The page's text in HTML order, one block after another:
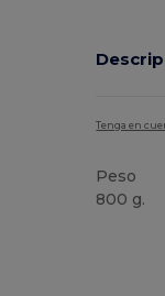
Tenga en
Peso
800 g.